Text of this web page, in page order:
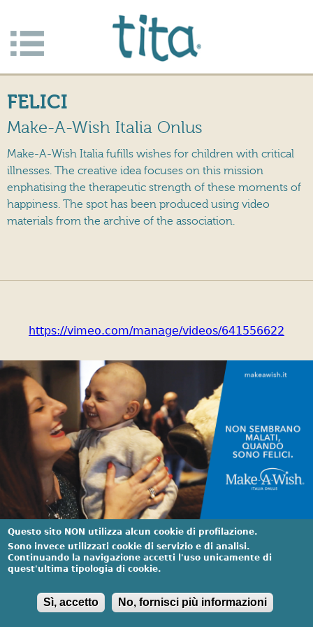
menu
FELICI
Make-A-Wish Italia Onlus
Make-A-Wish Italia fufills wishes for children with critical
illnesses. The creative idea focuses on this mission
enphatising the therapeutic strength of these moments of
happiness. The spot has been produced using video
materials from the archive of the association.
https://vimeo.com/manage/videos/641556622
Questo sito NON utilizza alcun cookie di profilazione.
Sono invece utilizzati cookie di servizio e di analisi.
Continuando la navigazione accetti l'uso unicamente di
quest'ultima tipologia di cookie.
Sì, accetto No, fornisci più informazioni